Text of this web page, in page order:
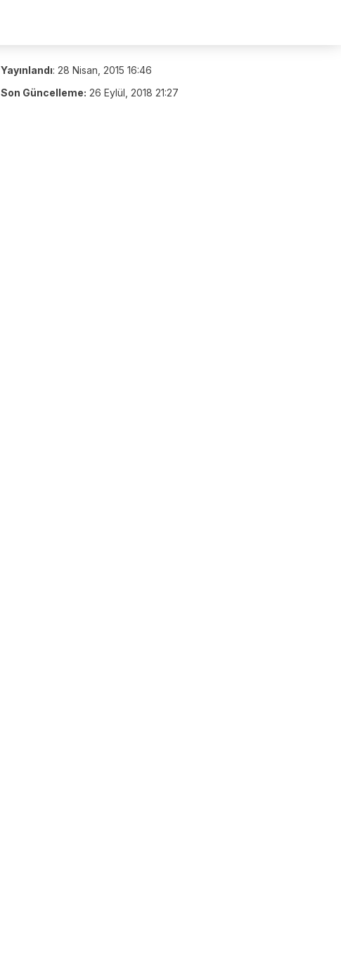
Yayınlandı: 28 Nisan, 2015 16:46
Son Güncelleme: 26 Eylül, 2018 21:27